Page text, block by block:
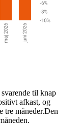
til knap
afkast, og
tre måneder.Den